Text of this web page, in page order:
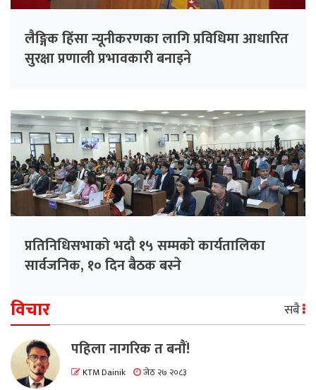
लैङ्गिक हिंसा न्यूनीकरणका लागि प्रविधिमा आधारित
सुरक्षा प्रणाली प्रभावकारी बनाइने
प्रतिनिधिसभाको भदौ १५ सम्मको कार्यतालिका
सार्वजनिक, १० दिन बैठक बस्ने
विचार सबै
पहिला नागरिक त बनाैं!
KTM Dainik जेठ २७ २०८३